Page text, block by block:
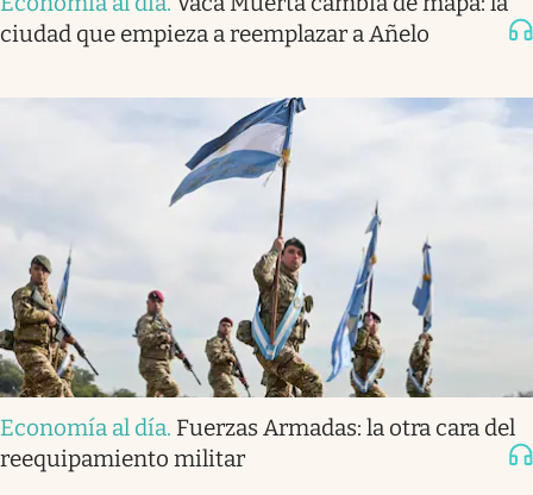
ciudad que empieza a reemplazar a Añelo
Economía al día. Fuerzas Armadas: la otra cara del
reequipamiento militar